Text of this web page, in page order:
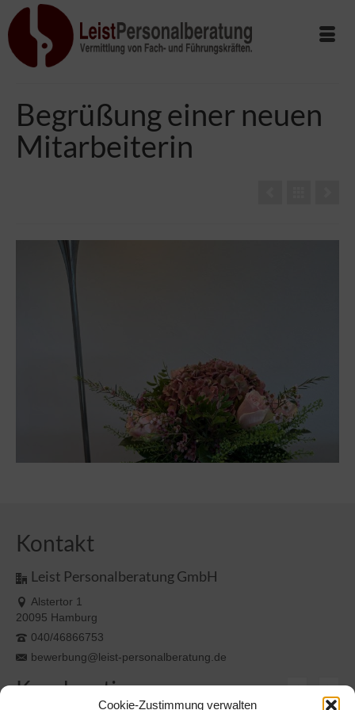
Cookie-Zustimmung verwalten
Begrüßung einer neuen
Mitarbeiterin
Kontakt
Leist Personalberatung GmbH
Alstertor 1
20095 Hamburg
040/46866753
bewerbung@leist-personalberatung.de
Kundenstimmen